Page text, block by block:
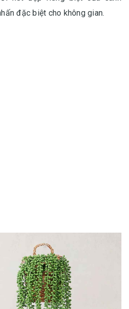
đặc biệt cho không gian.